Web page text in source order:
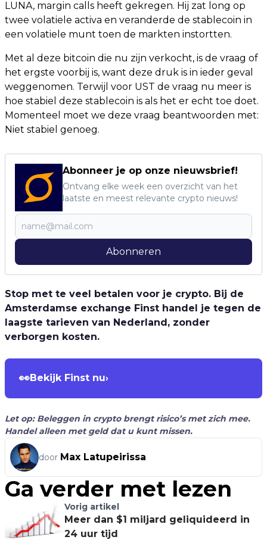
LUNA, margin calls heeft gekregen. Hij zat long op
twee volatiele activa en veranderde de stablecoin in
een volatiele munt toen de markten instortten.
Met al deze bitcoin die nu zijn verkocht, is de vraag of
het ergste voorbij is, want deze druk is in ieder geval
weggenomen. Terwijl voor UST de vraag nu meer is
hoe stabiel deze stablecoin is als het er echt toe doet.
Momenteel moet we deze vraag beantwoorden met:
Niet stabiel genoeg.
Abonneer je op onze nieuwsbrief!
Ontvang elke week een overzicht van het
laatste en meest relevante crypto nieuws!
Abonneren
Stop met te veel betalen voor je crypto. Bij de
Amsterdamse exchange Finst handel je tegen de
laagste tarieven van Nederland, zonder
verborgen kosten.
👀Bekijk Finst nu›
Let op: Beleggen in crypto brengt risico’s met zich mee.
Handel alleen met geld dat u kunt missen.
door Max Latupeirissa
Ga verder met lezen
Vorig artikel
Meer dan $1 miljard geliquideerd in
24 uur tijd